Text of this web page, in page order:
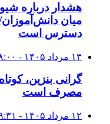
هشدار درباره
میان
دسترس است
۱۳ مرداد ۱۴۰۵ - ۸:۰۰
گرانی بنزین،
مصرف است
۱۲ مرداد ۱۴۰۵ - ۹:۳۱